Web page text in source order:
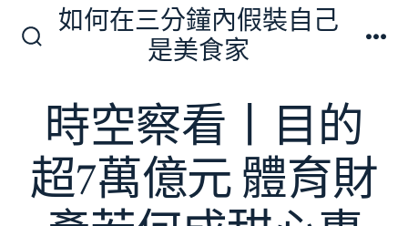
換
關
如何在三分鐘內假裝自己
是美食家
時空察看丨目的
超7萬億元 體育財